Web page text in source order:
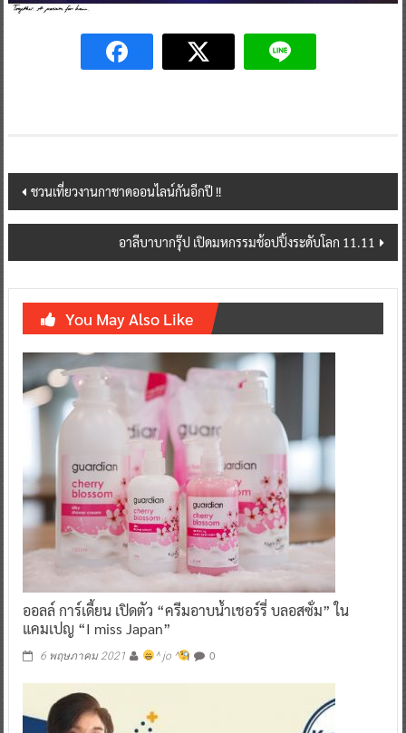
Post
navigation
ชวนเที่ยวงานกาชาดออนไลน์กันอีกปี !!
อาลีบาบากรุ๊ป เปิดมหกรรมช้อปปิ้งระดับโลก 11.11
You May Also Like
ออลล์ การ์เดี้ยน เปิดตัว “ครีมอาบน้ำเชอร์รี่ บลอสซั่ม” ใน
แคมเปญ “I miss Japan”
6 พฤษภาคม 2021 ^ jo ^ 0